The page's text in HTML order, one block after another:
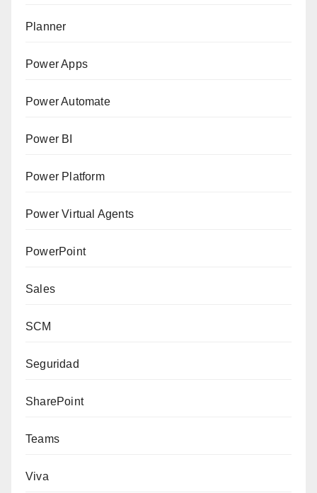
Planner
Power Apps
Power Automate
Power BI
Power Platform
Power Virtual Agents
PowerPoint
Sales
SCM
Seguridad
SharePoint
Teams
Viva